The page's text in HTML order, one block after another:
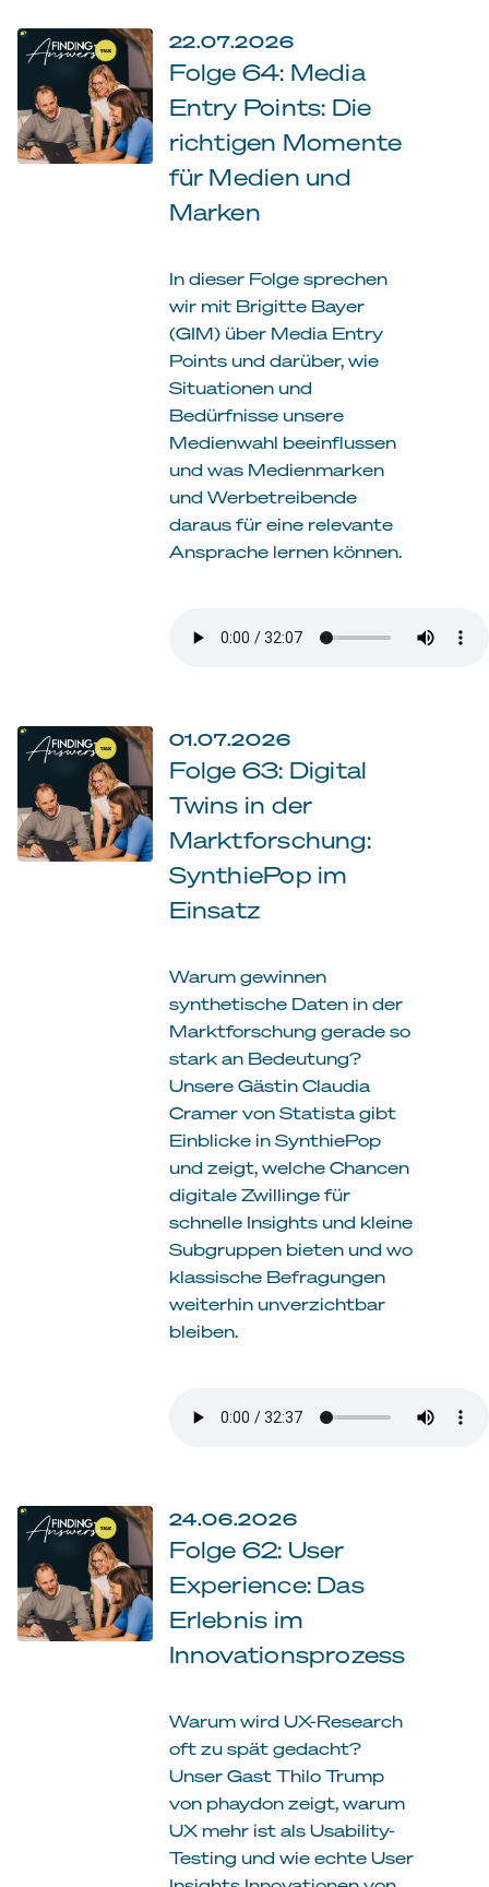
22.07.2026
Folge 64: Media
Entry Points: Die
richtigen Momente
für Medien und
Marken
In dieser Folge sprechen
wir mit Brigitte Bayer
(GIM) über Media Entry
Points und darüber, wie
Situationen und
Bedürfnisse unsere
Medienwahl beeinflussen
und was Medienmarken
und Werbetreibende
daraus für eine relevante
Ansprache lernen können.
01.07.2026
Folge 63: Digital
Twins in der
Marktforschung:
SynthiePop im
Einsatz
Warum gewinnen
synthetische Daten in der
Marktforschung gerade so
stark an Bedeutung?
Unsere Gästin Claudia
Cramer von Statista gibt
Einblicke in SynthiePop
und zeigt, welche Chancen
digitale Zwillinge für
schnelle Insights und kleine
Subgruppen bieten und wo
klassische Befragungen
weiterhin unverzichtbar
bleiben.
24.06.2026
Folge 62: User
Experience: Das
Erlebnis im
Innovationsprozess
Warum wird UX-Research
oft zu spät gedacht?
Unser Gast Thilo Trump
von phaydon zeigt, warum
UX mehr ist als Usability-
Testing und wie echte User